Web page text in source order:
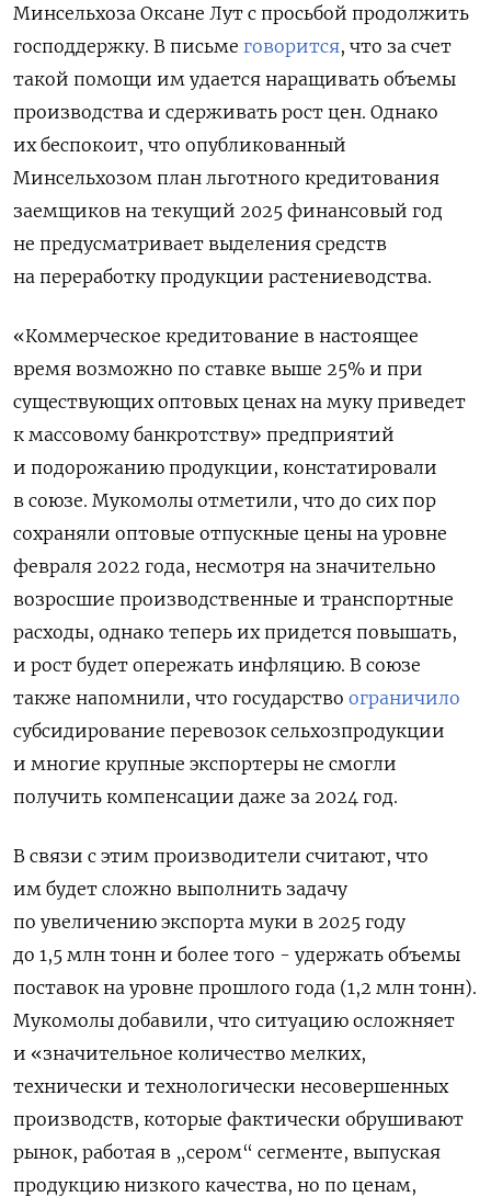
Минсельхоза Оксане Лут с просьбой продолжить
господдержку. В письме говорится, что за счет
такой помощи им удается наращивать объемы
производства и сдерживать рост цен. Однако
их беспокоит, что опубликованный
Минсельхозом план льготного кредитования
заемщиков на текущий 2025 финансовый год
не предусматривает выделения средств
на переработку продукции растениеводства.
«Коммерческое кредитование в настоящее
время возможно по ставке выше 25% и при
существующих оптовых ценах на муку приведет
к массовому банкротству» предприятий
и подорожанию продукции, констатировали
в союзе. Мукомолы отметили, что до сих пор
сохраняли оптовые отпускные цены на уровне
февраля 2022 года, несмотря на значительно
возросшие производственные и транспортные
расходы, однако теперь их придется повышать,
и рост будет опережать инфляцию. В союзе
также напомнили, что государство ограничило
субсидирование перевозок сельхозпродукции
и многие крупные экспортеры не смогли
получить компенсации даже за 2024 год.
В связи с этим производители считают, что
им будет сложно выполнить задачу
по увеличению экспорта муки в 2025 году
до 1,5 млн тонн и более того - удержать объемы
поставок на уровне прошлого года (1,2 млн тонн).
Мукомолы добавили, что ситуацию осложняет
и «значительное количество мелких,
технически и технологически несовершенных
производств, которые фактически обрушивают
рынок, работая в „сером“ сегменте, выпуская
продукцию низкого качества, но по ценам,